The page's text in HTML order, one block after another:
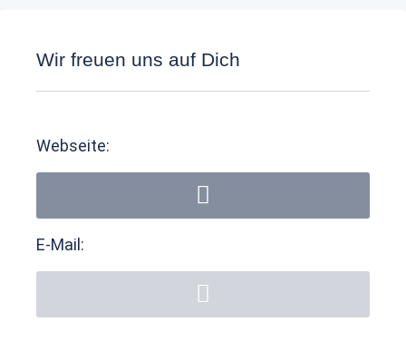
Wir freuen uns auf Dich
Webseite:
E-Mail: